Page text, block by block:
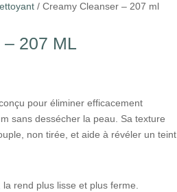
/ Creamy Cleanser – 207 ml
207 ML
pour éliminer efficacement
sans dessécher la peau. Sa texture
non tirée, et aide à révéler un teint
rend plus lisse et plus ferme.